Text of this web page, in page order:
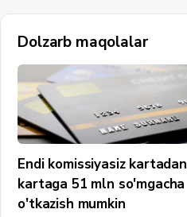
Dolzarb maqolalar
Endi komissiyasiz kartadan
kartaga 51 mln so'mgacha
o'tkazish mumkin